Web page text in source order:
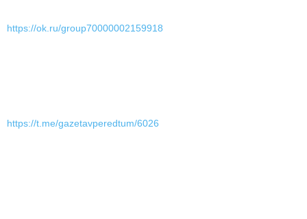
https://ok.ru/group70000002159918
https://t.me/gazetavperedtum/6026